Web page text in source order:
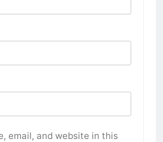
email, and website in this